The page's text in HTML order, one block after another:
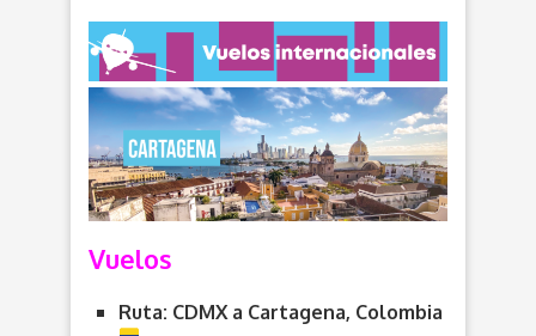
Vuelos
Ruta: CDMX a Cartagena, Colombia